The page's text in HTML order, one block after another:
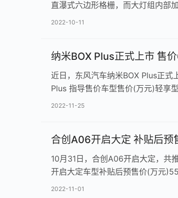
直瀑式六边形格栅，而大灯组内部
2022-10-11
纳米BOX Plus正式上市 售
近日，东风汽车纳米BOX Plus正
Plus 指导售价车型售价(万元)轻享型
2022-11-25
合创A06开启大定 补贴后预
10月31日，合创A06开启大定，共
开启大定车型补贴后预售价(万元
2022-11-01